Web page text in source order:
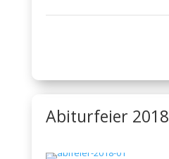
Abiturfeier 2018